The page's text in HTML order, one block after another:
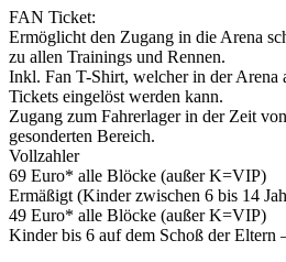
FAN Ticket:
Ermöglicht den Zugang in die Arena
zu allen Trainings und Rennen.
Inkl. Fan T-Shirt, welcher in der Arena
Tickets eingelöst werden kann.
Zugang zum Fahrerlager in der Zeit
gesonderten Bereich.
Vollzahler
69 Euro* alle Blöcke (außer K=VIP)
Ermäßigt (Kinder zwischen 6 bis 14
49 Euro* alle Blöcke (außer K=VIP)
Kinder bis 6 auf dem Schoß der Eltern